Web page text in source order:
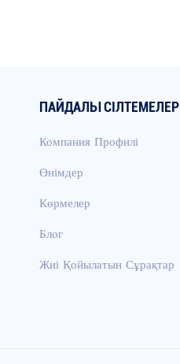
ПАЙДАЛЫ СІЛТЕМЕЛЕР
Компания Профилі
Өнімдер
Көрмелер
Блог
Жиі Қойылатын Сұрақтар